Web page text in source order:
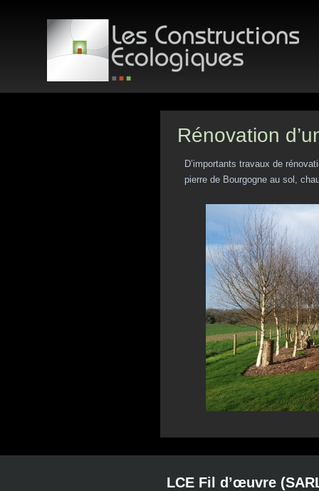
Rénovation
D’importants travaux de
pierre de Bourgogne au sol,
LCE Fil d’œuvre